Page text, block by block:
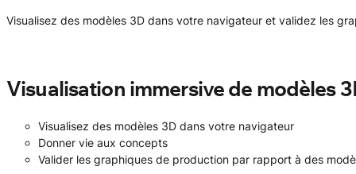
Visualisez des modèles 3D dans votre navigateur et validez les
Visualisation immersive de modèles
Visualisez des modèles 3D dans votre navigateur
Donner vie aux concepts
Valider les graphiques de production par rapport à des